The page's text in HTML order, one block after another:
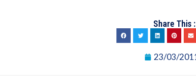
Share This :
23/03/